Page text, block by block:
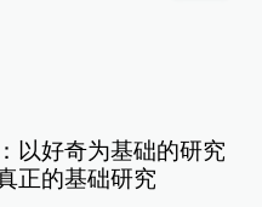
以好奇为基础的研究
正的基础研究